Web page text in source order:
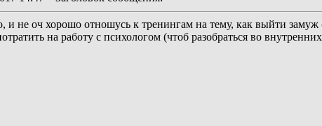
и не оч хорошо отношусь к тренингам на тему, как выйти
на работу с психологом (чтоб разобраться во